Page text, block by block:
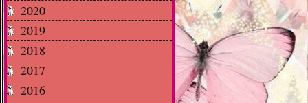
2020
2019
2018
2017
2016